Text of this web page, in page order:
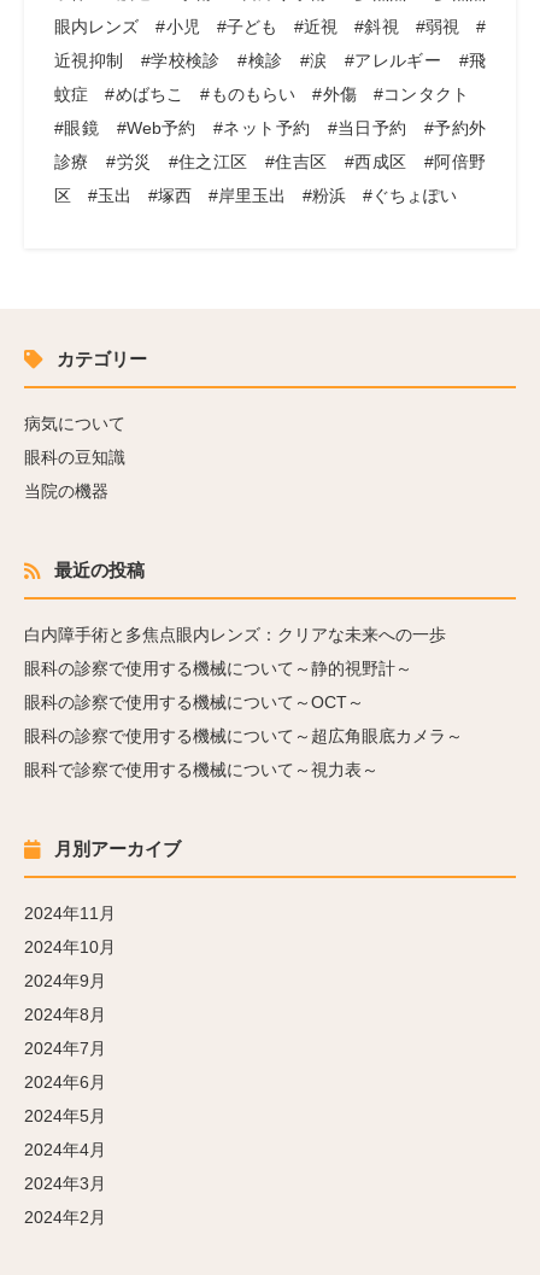
眼内レンズ #小児 #子ども #近視 #斜視 #弱視 #
近視抑制 #学校検診 #検診 #涙 #アレルギー #飛
蚊症 #めばちこ #ものもらい #外傷 #コンタクト
#眼鏡 #Web予約 #ネット予約 #当日予約 #予約外
診療 #労災 #住之江区 #住吉区 #西成区 #阿倍野
区 #玉出 #塚西 #岸里玉出 #粉浜 #ぐちょぽい
カテゴリー
病気について
眼科の豆知識
当院の機器
最近の投稿
白内障手術と多焦点眼内レンズ：クリアな未来への一歩
眼科の診察で使用する機械について～静的視野計～
眼科の診察で使用する機械について～OCT～
眼科の診察で使用する機械について～超広角眼底カメラ～
眼科で診察で使用する機械について～視力表～
月別アーカイブ
2024年11月
2024年10月
2024年9月
2024年8月
2024年7月
2024年6月
2024年5月
2024年4月
2024年3月
2024年2月